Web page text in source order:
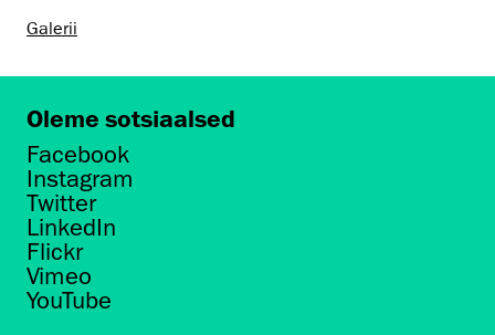
Galerii
Oleme sotsiaalsed
Facebook
Instagram
Twitter
LinkedIn
Flickr
Vimeo
YouTube